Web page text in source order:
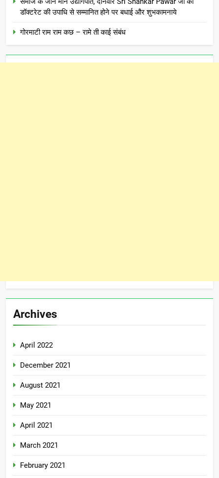
डॉक्टरेट की उपाधि से सम्मानित होने पर बधाई और शुभकामनाये
गोरमाटी राम राम कछ – रामे ती काई संबंध
Archives
April 2022
December 2021
August 2021
May 2021
April 2021
March 2021
February 2021